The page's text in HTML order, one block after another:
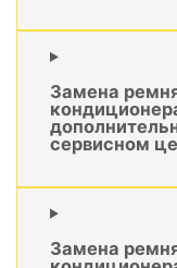
Замена
сервисном
Замена